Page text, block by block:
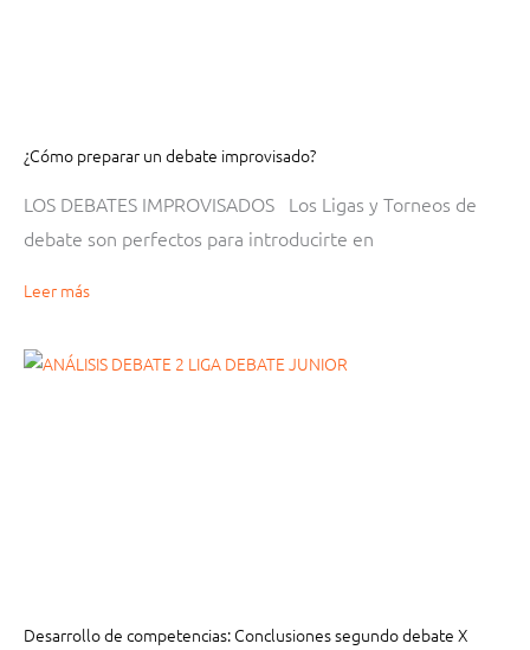
¿Cómo preparar un debate improvisado?
LOS DEBATES IMPROVISADOS Los Ligas y Torneos de
debate son perfectos para introducirte en
Leer más
Desarrollo de competencias: Conclusiones segundo debate X